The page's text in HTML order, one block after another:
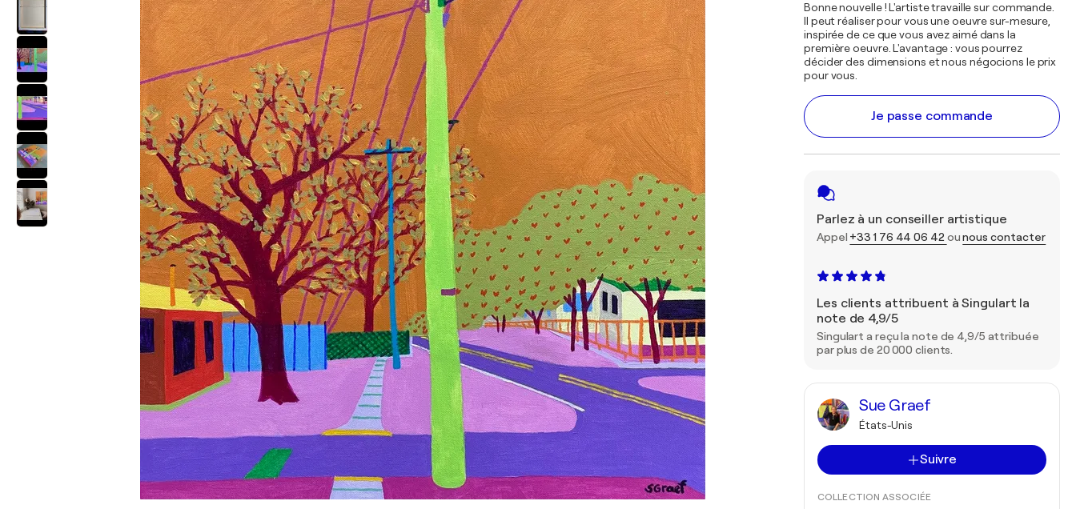
Bonne nouvelle ! L'artiste travaille sur commande.
Il peut réaliser pour vous une oeuvre sur-mesure,
inspirée de ce que vous avez aimé dans la
première oeuvre. L'avantage : vous pourrez
décider des dimensions et nous négocions le prix
pour vous.
Je passe commande
Parlez à un conseiller artistique
Appel +33 1 76 44 06 42 ounous contacter
Les clients attribuent à Singulart la
note de 4,9/5
Singulart a reçu la note de 4,9/5 attribuée
par plus de 20 000 clients.
Sue Graef
États-Unis
Suivre
COLLECTION ASSOCIÉE